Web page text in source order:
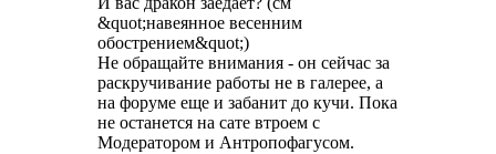
&quot;навеянное весенним
обострением&quot;)
Не обращайте внимания - он сейчас за
раскручивание работы не в галерее, а
на форуме еще и забанит до кучи. Пока
не останется на сате втроем с
Модератором и Антропофагусом.